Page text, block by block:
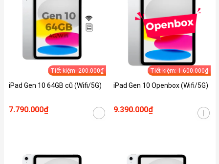
Tiết kiệm: 200.000₫
iPad Gen 10 64GB cũ (Wifi/5G)
7.790.000₫
Tiết kiệm: 1.600.000₫
iPad Gen 10 Openbox (Wifi/5G)
9.390.000₫